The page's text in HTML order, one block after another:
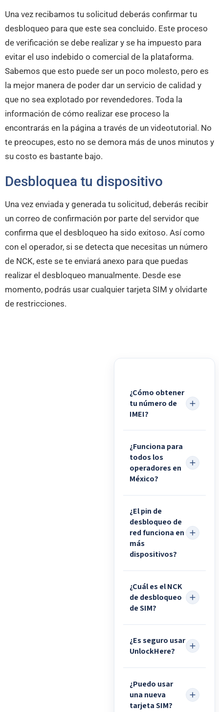
Una vez recibamos tu solicitud deberás confirmar tu
desbloqueo para que este sea concluido. Este proceso
de verificación se debe realizar y se ha impuesto para
evitar el uso indebido o comercial de la plataforma.
Sabemos que esto puede ser un poco molesto, pero es
la mejor manera de poder dar un servicio de calidad y
que no sea explotado por revendedores. Toda la
información de cómo realizar ese proceso la
encontrarás en la página a través de un videotutorial. No
te preocupes, esto no se demora más de unos minutos y
su costo es bastante bajo.
Desbloquea tu dispositivo
Una vez enviada y generada tu solicitud, deberás recibir
un correo de confirmación por parte del servidor que
confirma que el desbloqueo ha sido exitoso. Así como
con el operador, si se detecta que necesitas un número
de NCK, este se te enviará anexo para que puedas
realizar el desbloqueo manualmente. Desde ese
momento, podrás usar cualquier tarjeta SIM y olvidarte
de restricciones.
¿Cómo obtener
tu número de
IMEI?
¿Funciona para
todos los
operadores en
México?
¿El pin de
desbloqueo de
red funciona en
más
dispositivos?
¿Cuál es el NCK
de desbloqueo
de SIM?
¿Es seguro usar
UnlockHere?
¿Puedo usar
una nueva
tarjeta SIM?